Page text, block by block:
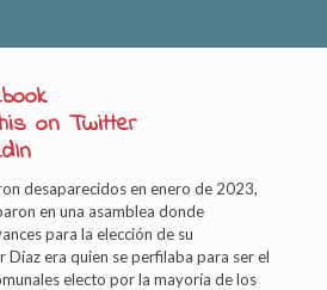
desaparecidos en enero de 2023,
en una asamblea donde
para la elección de su
Díaz era quien se perfilaba para ser el
electo por la mayoría de los